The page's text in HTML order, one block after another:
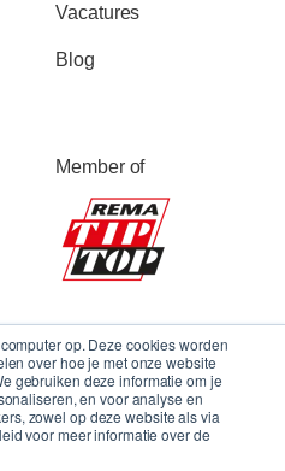
op. Deze cookies worden
over hoe je met onze website
gebruiken deze informatie om je
en voor analyse en
zowel op deze website als via
voor meer informatie over de
Vacatures
Blog
Member of